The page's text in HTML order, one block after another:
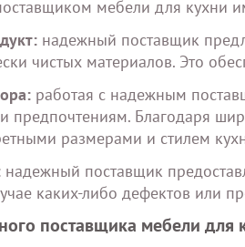
мебели для кухни
надежный поставщик
чистых материалов. Это
работая с надежным
предпочтениям. Благодаря
размерами и стилем
надежный поставщик
каких-либо дефектов
поставщика мебели для